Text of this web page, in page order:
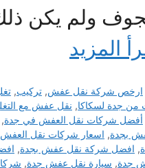
ولم يكن
المزيد
التصنيفات
ارخص شركة نقل عفش,تركيب,
من جدة لسكاكا, نقل عفش مع
الوسوم
أفضل شركات نقل العفش في جدة,
بجدة, اسعار شركات نقل العفش
, افضل شركة نقل عفش بجدة,
جدة, سيارة نقل عفش جدة,